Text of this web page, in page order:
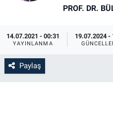
PROF. DR.
14.07.2021 - 00:31
YAYINLANMA
19.07.2024 -
Paylaş